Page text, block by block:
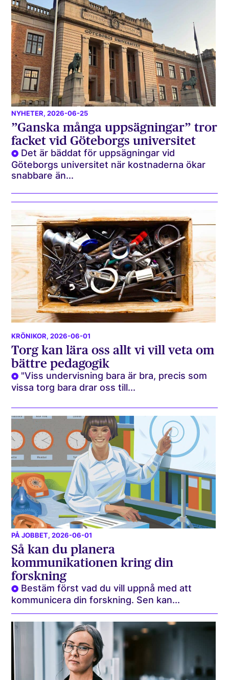
NYHETER, 2026-06-25
”Ganska många uppsägningar” tror
facket vid Göteborgs universitet
Det är bäddat för uppsägningar vid
Göteborgs universitet när kostnaderna ökar
snabbare än...
KRÖNIKOR, 2026-06-01
Torg kan lära oss allt vi vill veta om
bättre pedagogik
"Viss undervisning bara är bra, precis som
vissa torg bara drar oss till...
PÅ JOBBET, 2026-06-01
Så kan du planera
kommunikationen kring din
forskning
Bestäm först vad du vill uppnå med att
kommunicera din forskning. Sen kan...